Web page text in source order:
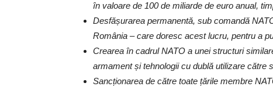
în valoare de 100 de miliarde de euro anual,
Desfășurarea permanentă, sub comandă
România – care doresc acest lucru, pentru a
Crearea în cadrul NATO a unei structuri
armament și tehnologii cu dublă utilizare către
Sancționarea de către toate țările membre